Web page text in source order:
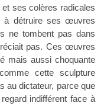
ses colères radicales
à détruire ses œuvres
ne tombent pas dans
pas. Ces œuvres
mais aussi choquante
cette sculpture
au dictateur, parce que
indifférent face à